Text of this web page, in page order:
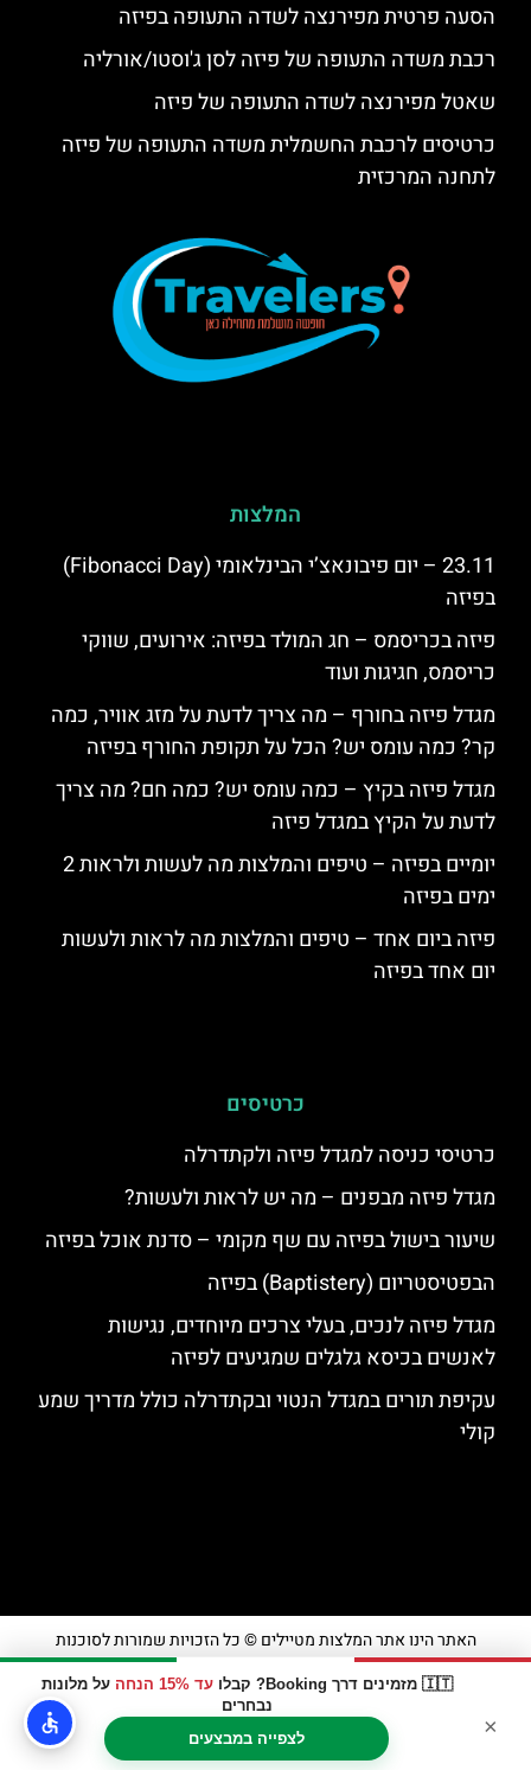
🇮🇹 מזמינים דרך Booking? קבלו עד 15% הנחה
על מלונות
נבחרים
לצפייה במבצעים
×
הסעה פרטית מפירנצה לשדה התעופה בפיזה
רכבת משדה התעופה של פיזה לסן ג'וסטו/אורליה
שאטל מפירנצה לשדה התעופה של פיזה
כרטיסים לרכבת החשמלית משדה התעופה של פיזה
לתחנה המרכזית
המלצות
23.11 – יום פיבונאצ’י הבינלאומי (Fibonacci Day)
בפיזה
פיזה בכריסמס – חג המולד בפיזה: אירועים, שווקי
כריסמס, חגיגות ועוד
מגדל פיזה בחורף – מה צריך לדעת על מזג אוויר, כמה
קר? כמה עומס יש? הכל על תקופת החורף בפיזה
מגדל פיזה בקיץ – כמה עומס יש? כמה חם? מה צריך
לדעת על הקיץ במגדל פיזה
יומיים בפיזה – טיפים והמלצות מה לעשות ולראות 2
ימים בפיזה
פיזה ביום אחד – טיפים והמלצות מה לראות ולעשות
יום אחד בפיזה
כרטיסים
כרטיסי כניסה למגדל פיזה ולקתדרלה
מגדל פיזה מבפנים – מה יש לראות ולעשות?
שיעור בישול בפיזה עם שף מקומי – סדנת אוכל בפיזה
הבפטיסטריום (Baptistery) בפיזה
מגדל פיזה לנכים, בעלי צרכים מיוחדים, נגישות
לאנשים בכיסא גלגלים שמגיעים לפיזה
עקיפת תורים במגדל הנטוי ובקתדרלה כולל מדריך שמע
קולי
האתר הינו אתר המלצות מטיילים © כל הזכויות שמורות לסוכנות
מדיניות פרטיות